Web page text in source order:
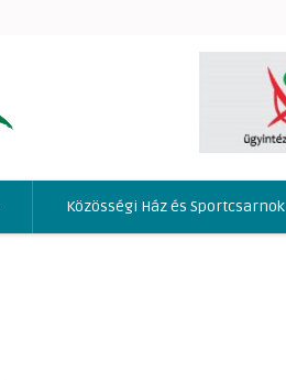
Közösségi Ház és Sportcsarnok